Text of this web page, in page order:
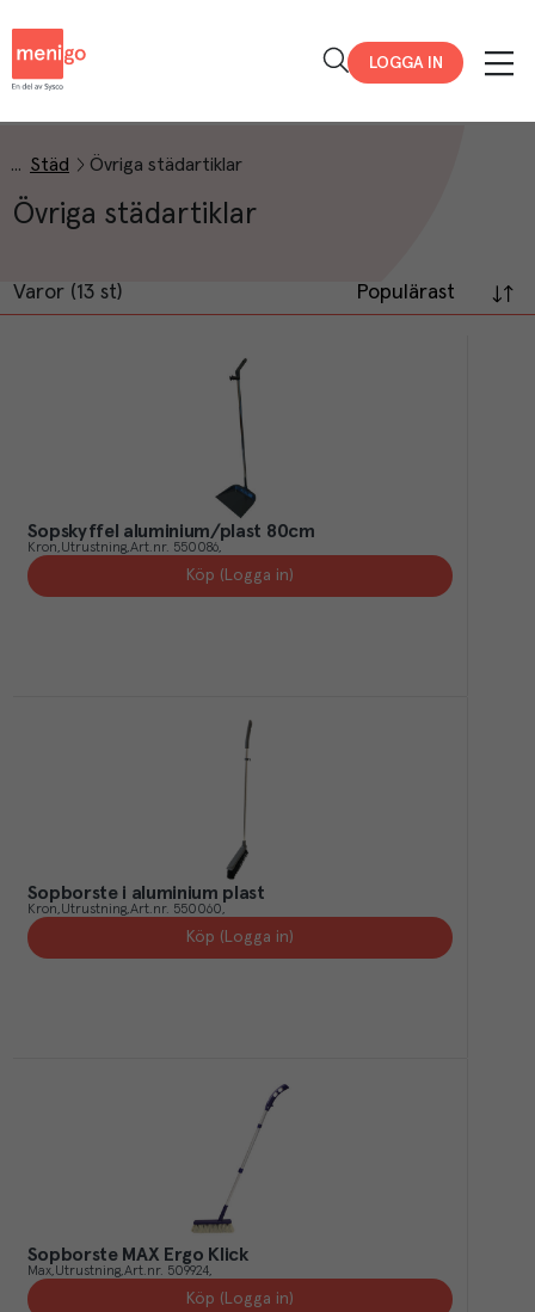
LOGGA IN
Städ Övriga städartiklar
Övriga städartiklar
Varor (13 st) Populärast
Sopskyffel aluminium/plast 80cm
Kron Utrustning Art.nr. 550086
Köp (Logga in)
Sopborste i aluminium plast
Kron Utrustning Art.nr. 550060
Köp (Logga in)
Sopborste MAX Ergo Klick
Max Utrustning Art.nr. 509924
Köp (Logga in)